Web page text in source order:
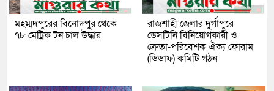
মহম্মদপুরের বিনোদপুর থেকে
৭৮ মেট্রিক টন চাল উদ্ধার
রাজশাহী জেলার দুর্গাপুরে
ডেসটিনি বিনিয়োগকারী ও
ক্রেতা-পরিবেশক ঐক্য ফোরাম
(ডিডাফ) কমিটি গঠন